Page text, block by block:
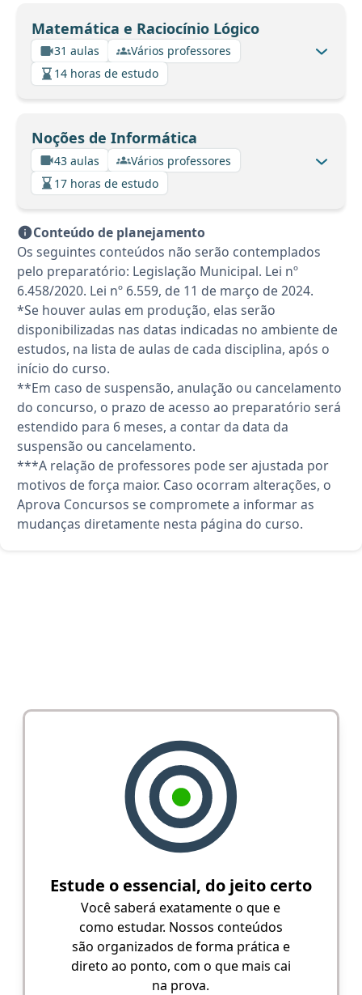
Matemática e Raciocínio Lógico
31 aulas
Vários professores
14 horas de estudo
Noções de Informática
43 aulas
Vários professores
17 horas de estudo
Conteúdo de planejamento
Os seguintes conteúdos não serão contemplados
pelo preparatório: Legislação Municipal. Lei nº
6.458/2020. Lei nº 6.559, de 11 de março de 2024.
*Se houver aulas em produção, elas serão
disponibilizadas nas datas indicadas no ambiente de
estudos, na lista de aulas de cada disciplina, após o
início do curso.
**Em caso de suspensão, anulação ou cancelamento
do concurso, o prazo de acesso ao preparatório será
estendido para 6 meses, a contar da data da
suspensão ou cancelamento.
***A relação de professores pode ser ajustada por
motivos de força maior. Caso ocorram alterações, o
Aprova Concursos se compromete a informar as
mudanças diretamente nesta página do curso.
Estude o essencial, do jeito certo
Você saberá exatamente o que e
como estudar. Nossos conteúdos
são organizados de forma prática e
direto ao ponto, com o que mais cai
na prova.